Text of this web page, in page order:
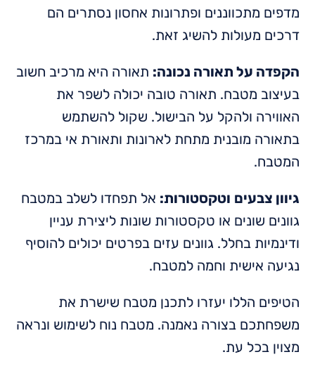
מדפים מתכווננים ופתרונות אחסון נסתרים הם
דרכים מעולות להשיג זאת.
הקפדה על תאורה נכונה: תאורה היא מרכיב חשוב
בעיצוב מטבח. תאורה טובה יכולה לשפר את
האווירה ולהקל על הבישול. שקול להשתמש
בתאורה מובנית מתחת לארונות ותאורת אי במרכז
המטבח.
גיוון צבעים וטקסטורות: אל תפחדו לשלב במטבח
גוונים שונים או טקסטורות שונות ליצירת עניין
ודינמיות בחלל. גוונים עזים בפרטים יכולים להוסיף
נגיעה אישית וחמה למטבח.
הטיפים הללו יעזרו לתכנן מטבח שישרת את
משפחתכם בצורה נאמנה. מטבח נוח לשימוש ונראה
מצוין בכל עת.